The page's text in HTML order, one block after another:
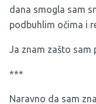
dana smogla sam
podbuhlim očima i
Ja znam zašto sam
***
Naravno da sam